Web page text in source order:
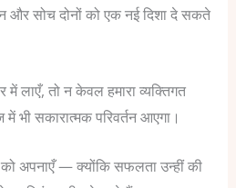
और सोच दोनों को एक नई दिशा दे सकते
में लाएँ, तो न केवल हमारा व्यक्तिगत
भी सकारात्मक परिवर्तन आएगा।
अपनाएँ — क्योंकि सफलता उन्हीं की